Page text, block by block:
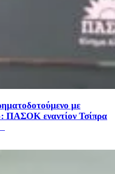
με
ΠΑΣΟΚ εναντίον Τσίπρα